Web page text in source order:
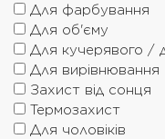
Для фарбування
Для об'єму
Для кучерявого /
Для вирівнювання
Захист від сонця
Термозахист
Для чоловіків